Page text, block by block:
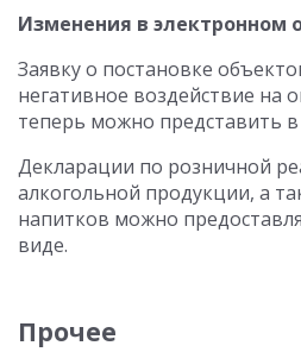
Изменения в электронном
Заявку о постановке
негативное воздействие на
теперь можно представить
Декларации по розничной
алкогольной продукции, а
напитков можно
виде.
Прочее